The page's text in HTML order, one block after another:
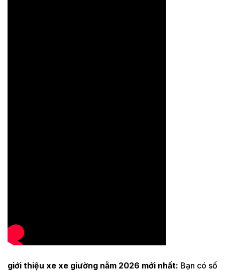
giới thiệu xe xe giường nằm 2026 mới nhất: Bạn có số